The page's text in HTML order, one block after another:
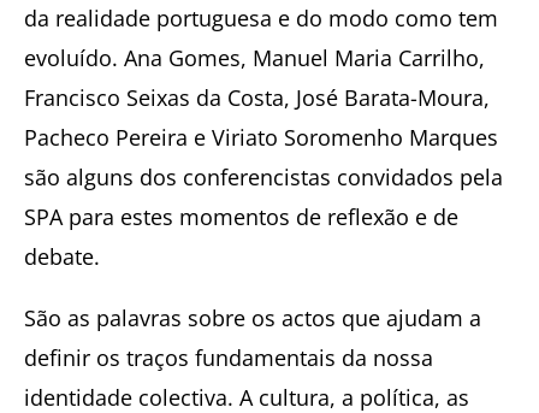
da realidade portuguesa e do modo como tem
evoluído. Ana Gomes, Manuel Maria Carrilho,
Francisco Seixas da Costa, José Barata-Moura,
Pacheco Pereira e Viriato Soromenho Marques
são alguns dos conferencistas convidados pela
SPA para estes momentos de reflexão e de
debate.
São as palavras sobre os actos que ajudam a
definir os traços fundamentais da nossa
identidade colectiva. A cultura, a política, as